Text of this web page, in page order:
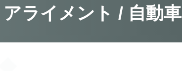
ライメント / 自動車